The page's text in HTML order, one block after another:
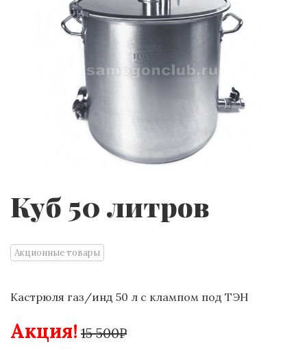
Куб 50 литров
Акционные товары
Кастрюля газ/инд 50 л с клампом под ТЭН
Акция! 15 500₽